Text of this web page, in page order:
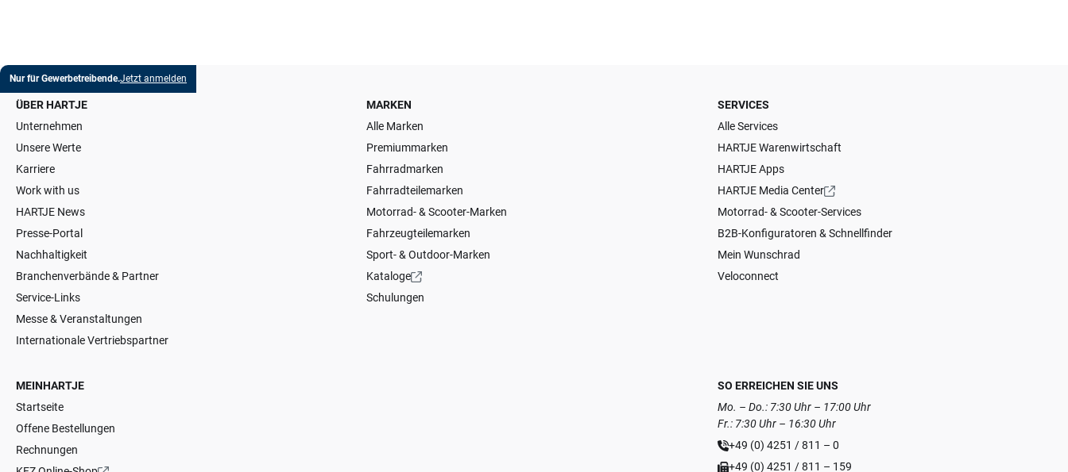
Nur für Gewerbetreibende.Jetzt anmelden
ÜBER HARTJE
Unternehmen
Unsere Werte
Karriere
Work with us
HARTJE News
Presse-Portal
Nachhaltigkeit
Branchenverbände & Partner
Service-Links
Messe & Veranstaltungen
Internationale Vertriebspartner
MARKEN
Alle Marken
Premiummarken
Fahrradmarken
Fahrradteilemarken
Motorrad- & Scooter-Marken
Fahrzeugteilemarken
Sport- & Outdoor-Marken
Kataloge
Schulungen
SERVICES
Alle Services
HARTJE Warenwirtschaft
HARTJE Apps
HARTJE Media Center
Motorrad- & Scooter-Services
B2B-Konfiguratoren & Schnellfinder
Mein Wunschrad
Veloconnect
MEINHARTJE
Startseite
Offene Bestellungen
Rechnungen
SO ERREICHEN SIE UNS
Mo. – Do.: 7:30 Uhr – 17:00 Uhr
Fr.: 7:30 Uhr – 16:30 Uhr
+49 (0) 4251 / 811 – 0
+49 (0) 4251 / 811 – 159